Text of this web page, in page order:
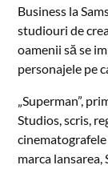
Business la
studiouri de
oamenii să se
personajele pe
„Superman”,
Studios, scris,
marca lansarea,